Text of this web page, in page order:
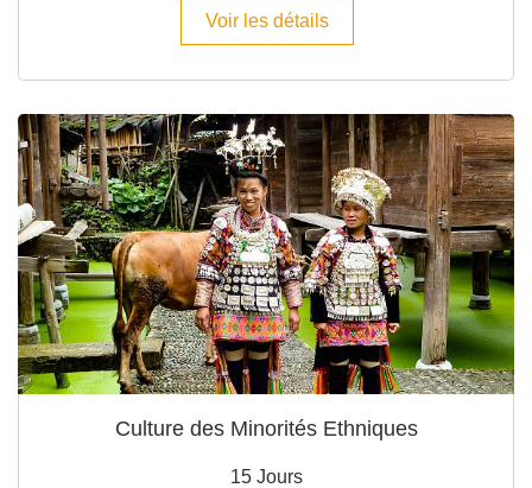
Voir les détails
Culture des Minorités Ethniques
15 Jours